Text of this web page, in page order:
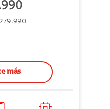
más